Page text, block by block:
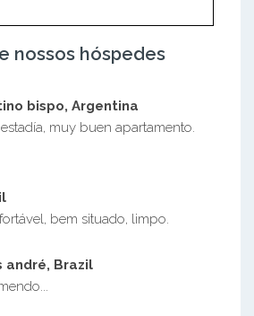
nossos hóspedes
bispo, Argentina
muy buen apartamento.
bem situado, limpo.
andré, Brazil